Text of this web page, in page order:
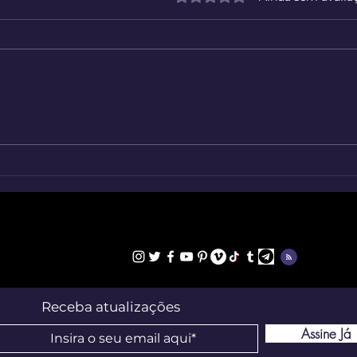
Receba atualizações
Assine Já